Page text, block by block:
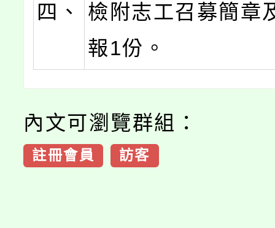
四、
檢附志工召募簡章
報1份。
內文可瀏覽群組：
註冊會員 訪客